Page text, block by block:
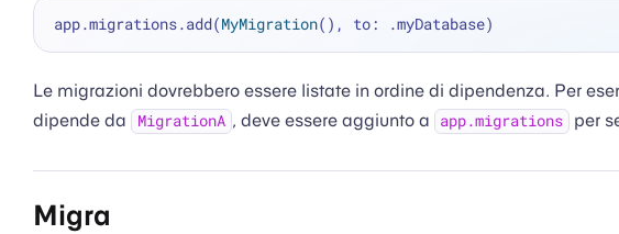
app.migrations.add(MyMigration
Le migrazioni dovrebbero essere listate in ordine di dipendenza. Per
dipende da MigrationA , deve essere aggiunto a app.migrations per
Migra